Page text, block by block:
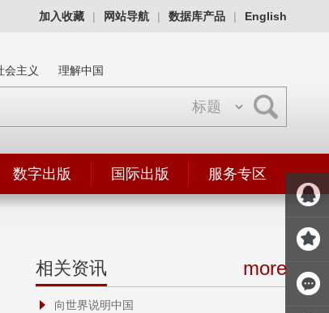
加入收藏 | 网站导航 | 数据库产品 | English
会主义 理解中国
数字出版 国际出版 服务专区
相关资讯 more
向世界说明中国